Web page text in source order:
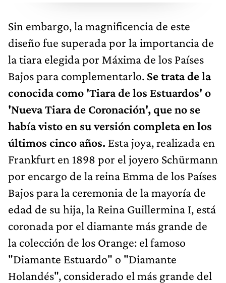
Sin embargo, la magnificencia de este
diseño fue superada por la importancia de
la tiara elegida por Máxima de los Países
Bajos para complementarlo. Se trata de la
conocida como 'Tiara de los Estuardos' o
'Nueva Tiara de Coronación', que no se
había visto en su versión completa en los
últimos cinco años. Esta joya, realizada en
Frankfurt en 1898 por el joyero Schürmann
por encargo de la reina Emma de los Países
Bajos para la ceremonia de la mayoría de
edad de su hija, la Reina Guillermina I, está
coronada por el diamante más grande de
la colección de los Orange: el famoso
"Diamante Estuardo" o "Diamante
Holandés", considerado el más grande del